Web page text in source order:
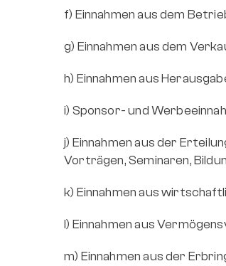
f) Einnahmen aus dem
g) Einnahmen aus dem
h) Einnahmen aus
i) Sponsor- und
j) Einnahmen aus der
Vorträgen, Seminaren,
k) Einnahmen aus
l) Einnahmen aus
m) Einnahmen aus der